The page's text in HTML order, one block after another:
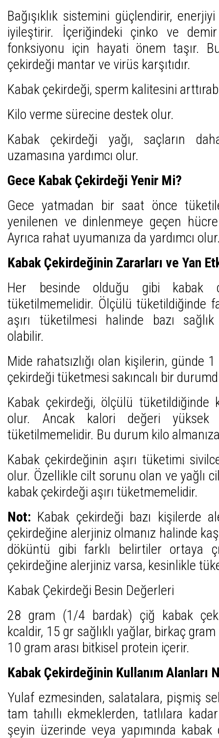
Bağışıklık sistemini güçlendirir,
iyileştirir. İçeriğindeki çinko ve demir
fonksiyonu için hayati önem taşır.
çekirdeği mantar ve virüs karşıtıdır.
Kabak çekirdeği, sperm kalitesini
Kilo verme sürecine destek olur.
Kabak çekirdeği yağı, saçların
uzamasına yardımcı olur.
Gece Kabak Çekirdeği Yenir Mi?
Gece yatmadan bir saat önce
yenilenen ve dinlenmeye geçen
Ayrıca rahat uyumanıza da yardımcı
Kabak Çekirdeğinin Zararları ve Yan
Her besinde olduğu gibi kabak
tüketilmemelidir. Ölçülü tüketildiğinde
aşırı tüketilmesi halinde bazı
olabilir.
Mide rahatsızlığı olan kişilerin, günde
çekirdeği tüketmesi sakıncalı bir
Kabak çekirdeği, ölçülü tüketildiğinde
olur. Ancak kalori değeri yüksek
tüketilmemelidir. Bu durum kilo
Kabak çekirdeğinin aşırı tüketimi
olur. Özellikle cilt sorunu olan ve yağlı
kabak çekirdeği aşırı tüketmemelidir.
Not: Kabak çekirdeği bazı kişilerde
çekirdeğine alerjiniz olmanız halinde
döküntü gibi farklı belirtiler ortaya
çekirdeğine alerjiniz varsa, kesinlikle
Kabak Çekirdeği Besin Değerleri
28 gram (1/4 bardak) çiğ kabak
kcaldir, 15 gr sağlıklı yağlar, birkaç
10 gram arası bitkisel protein içerir.
Kabak Çekirdeğinin Kullanım Alanları
Yulaf ezmesinden, salatalara, pişmiş
tam tahıllı ekmeklerden, tatlılara
şeyin üzerinde veya yapımında